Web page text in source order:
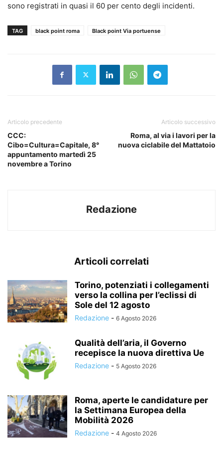
sono registrati in quasi il 60 per cento degli incidenti.
TAG black point roma Black point Via portuense
Articolo precedente
CCC:
Cibo=Cultura=Capitale, 8°
appuntamento martedì 25
novembre a Torino
Articolo successivo
Roma, al via i lavori per la
nuova ciclabile del Mattatoio
Redazione
Articoli correlati
Torino, potenziati i collegamenti
verso la collina per l’eclissi di
Sole del 12 agosto
Redazione - 6 Agosto 2026
Qualità dell’aria, il Governo
recepisce la nuova direttiva Ue
Redazione - 5 Agosto 2026
Roma, aperte le candidature per
la Settimana Europea della
Mobilità 2026
Redazione - 4 Agosto 2026